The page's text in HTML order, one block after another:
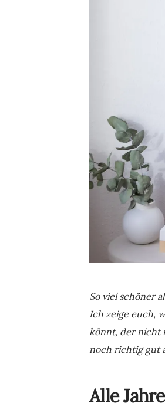
So viel schöner
Ich zeige euch,
könnt, der nicht
noch richtig gut
Alle